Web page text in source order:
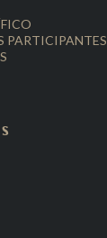
PARTICIPANTES